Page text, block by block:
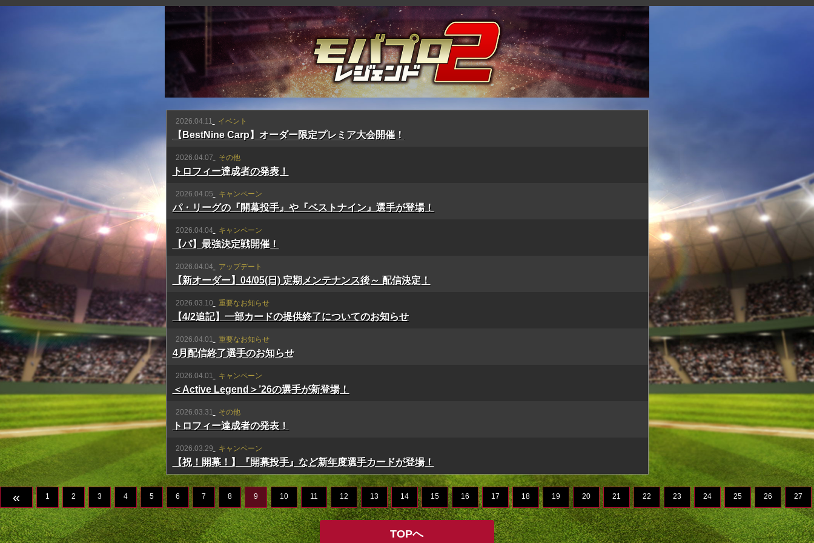
2026.04.11 イベント
【BestNine Carp】オーダー限定プレミア大会開催！
2026.04.07 その他
トロフィー達成者の発表！
2026.04.05 キャンペーン
パ・リーグの『開幕投手』や『ベストナイン』選手が登場！
2026.04.04 キャンペーン
【パ】最強決定戦開催！
2026.04.04 アップデート
【新オーダー】04/05(日) 定期メンテナンス後～ 配信決定！
2026.03.10 重要なお知らせ
【4/2追記】一部カードの提供終了についてのお知らせ
2026.04.01 重要なお知らせ
4月配信終了選手のお知らせ
2026.04.01 キャンペーン
＜Active Legend＞’26の選手が新登場！
2026.03.31 その他
トロフィー達成者の発表！
2026.03.29 キャンペーン
【祝！開幕！】『開幕投手』など新年度選手カードが登場！
« 1 2 3 4 5 6 7 8 9 10 11 12 13 14 15 16 17 18 19 20 21 22 23 24 25 26 27
TOPへ